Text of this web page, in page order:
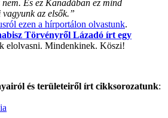
nem. És ez Kanadában ez mind
az elsők.”
ezen a hírportálon olvastunk.
Törvényről Lázadó írt egy
elolvasni. Mindenkinek. Köszi!
és területeiről írt cikksorozatunk: